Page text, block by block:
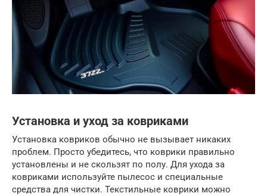
Установка и уход за ковриками
Установка ковриков обычно не вызывает никаких
проблем. Просто убедитесь, что коврики правильно
установлены и не скользят по полу. Для ухода за
ковриками используйте пылесос и специальные
средства для чистки. Текстильные коврики можно